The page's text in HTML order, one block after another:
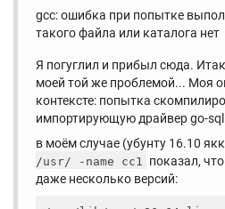
gcc: ошибка при попытке
такого файла или каталога нет
Я погуглил и прибыл сюда.
моей той же проблемой... Моя
контексте: попытка
импортирующую драйвер go-
в моём случае (убунту 16.10
/usr/ -name cc1 показал,
даже несколько версий: